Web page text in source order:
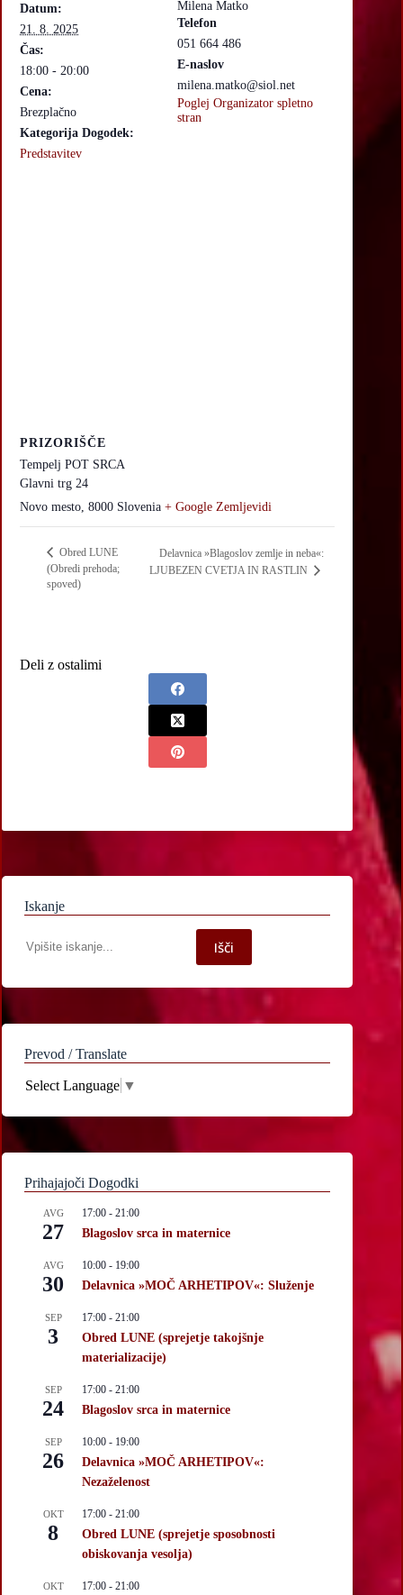
Datum:
21. 8. 2025
Čas:
18:00 - 20:00
Cena:
Brezplačno
Kategorija Dogodek:
Predstavitev
Milena Matko
Telefon
051 664 486
E-naslov
milena.matko@siol.net
Poglej Organizator spletno
stran
PRIZORIŠČE
Tempelj POT SRCA
Glavni trg 24
Novo mesto, 8000 Slovenia + Google Zemljevidi
Obred LUNE
(Obredi prehoda;
spoved)
Delavnica »Blagoslov zemlje in neba«:
LJUBEZEN CVETJA IN RASTLIN
Deli z ostalimi
Iskanje
po
Išči
Prevod / Translate
Select Language ▼
Prihajajoči Dogodki
AVG
27
17:00 - 21:00
Blagoslov srca in maternice
AVG
30
10:00 - 19:00
Delavnica »MOČ ARHETIPOV«: Služenje
SEP
3
17:00 - 21:00
Obred LUNE (sprejetje takojšnje
materializacije)
SEP
24
17:00 - 21:00
Blagoslov srca in maternice
SEP
26
10:00 - 19:00
Delavnica »MOČ ARHETIPOV«:
Nezaželenost
OKT
8
17:00 - 21:00
Obred LUNE (sprejetje sposobnosti
obiskovanja vesolja)
OKT 17:00 - 21:00